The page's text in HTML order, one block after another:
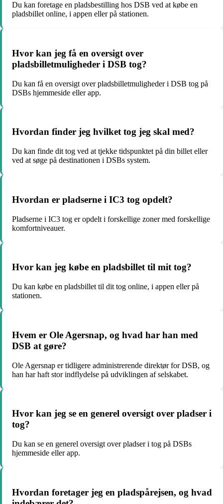
Du kan foretage en pladsbestilling hos DSB ved at købe en
pladsbillet online, i appen eller på stationen.
Hvor kan jeg få en oversigt over
pladsbilletmuligheder i DSB tog?
Du kan få en oversigt over pladsbilletmuligheder i DSB tog på
DSBs hjemmeside eller app.
Hvordan finder jeg hvilket tog jeg skal med?
Du kan finde dit tog ved at tjekke tidspunktet på din billet eller
ved at søge på destinationen i DSBs system.
Hvordan er pladserne i IC3 tog opdelt?
Pladserne i IC3 tog er opdelt i forskellige zoner med forskellige
komfortniveauer.
Hvor kan jeg købe en pladsbillet til mit tog?
Du kan købe en pladsbillet til dit tog online, i appen eller på
stationen.
Hvem er Ole Agersnap, og hvad har han med
DSB at gøre?
Ole Agersnap er tidligere administrerende direktør for DSB, og
han har haft stor indflydelse på udviklingen af selskabet.
Hvor kan jeg se en generel oversigt over pladser i
tog?
Du kan se en generel oversigt over pladser i tog på DSBs
hjemmeside eller app.
Hvordan foretager jeg en pladspårejsen, og hvad